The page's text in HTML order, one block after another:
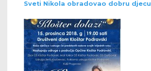
Sveti Nikola obradovao dobru djecu